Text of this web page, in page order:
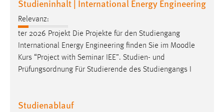
Studieninhalt | International Energy Engineering
Relevanz:
ter 2026 Projekt Die Projekte für den Studiengang
International Energy Engineering finden Sie im Moodle
Kurs “Project with Seminar IEE”. Studien- und
Prüfungsordnung Für Studierende des Studiengangs I
Studienablauf
Cookie Laufzeit:
3 Monate
EXTERNE MEDIEN
Um Inhalte von Videoplattformen und Social Media